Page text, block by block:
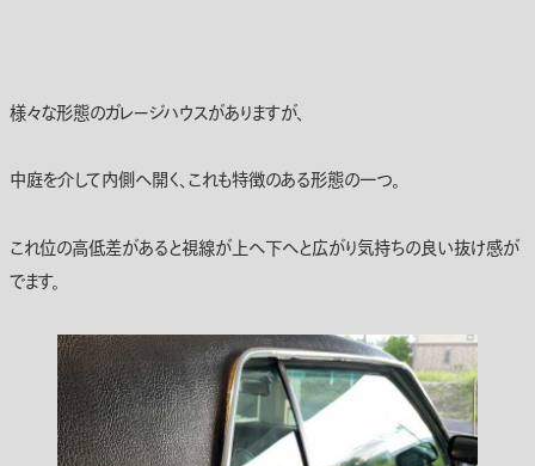
様々な形態のガレージハウスがありますが、
中庭を介して内側へ開く、これも特徴のある形態の一つ。
これ位の高低差があると視線が上へ下へと広がり気持ちの良い抜け感が
でます。